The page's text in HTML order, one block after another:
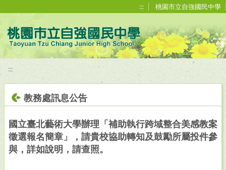
::: 桃園市立自強國民中學
:::
教務處訊息公告
國立臺北藝術大學辦理「補助執行跨域整合美感教案
徵選報名簡章」，請貴校協助轉知及鼓勵所屬投件參
與，詳如說明，請查照。